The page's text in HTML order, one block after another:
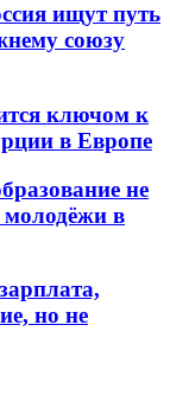
ищут путь
союзу
ключом к
в Европе
не
молодёжи в
но не